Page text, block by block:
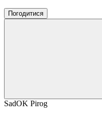
Погодитися
SadOK Pirog